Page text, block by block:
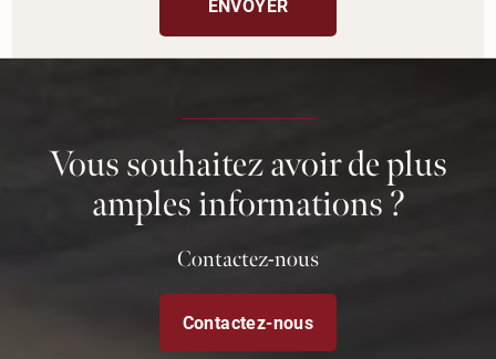
Vous souhaitez avoir de plus
amples informations ?
Contactez-nous
Contactez-nous